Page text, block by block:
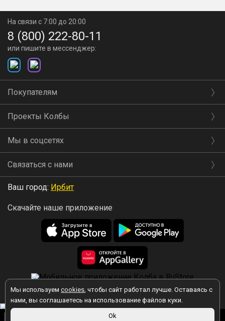
Мы используем cookies, чтобы сайт работал лучше. Оставаясь с
нами, вы соглашаетесь на использование файлов куки.
Ok
На связи с 7:00 до 20:00
8 (800) 222-80-11
или пишите в мессенджер:
Покупателям
Проекты Колбы
Мы в соцсетях
Связаться с нами
Ваш город: Ирбит
Скачайте наше приложение
2026 © Колба
Вы принимаете условия политики в отношении обработки